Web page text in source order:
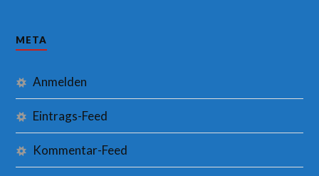
META
Anmelden
Eintrags-Feed
Kommentar-Feed